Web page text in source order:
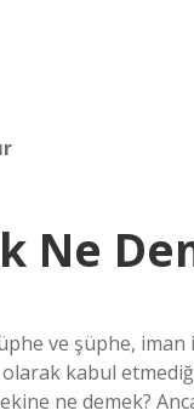
Ne
ve şüphe,
olarak kabul
ne demek?